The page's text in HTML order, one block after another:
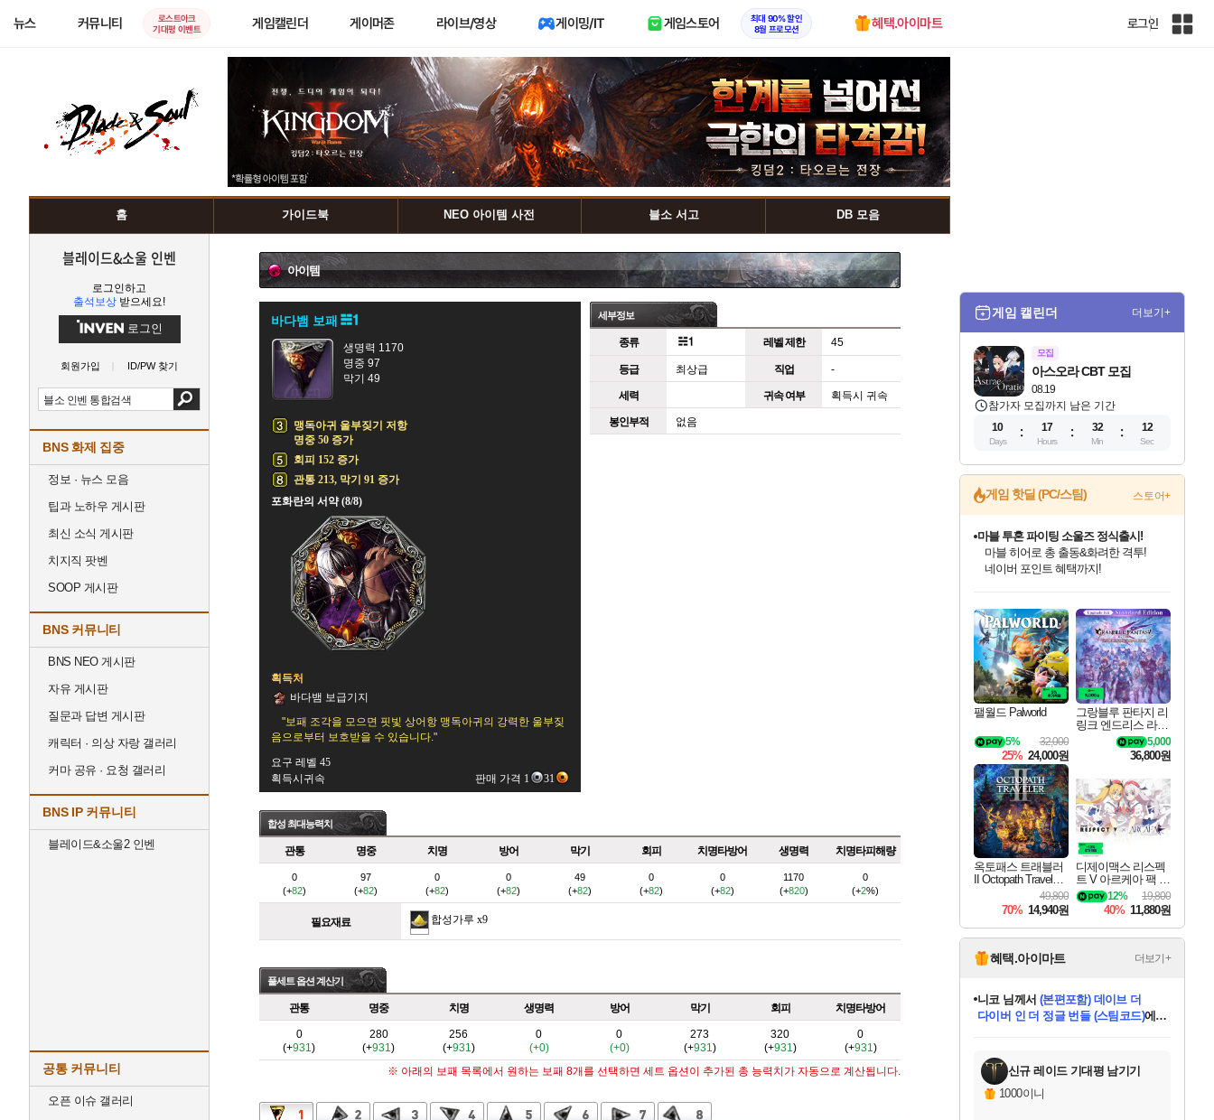
뉴스 커뮤니티
로스트아크
기대평 이벤트
게임캘린더 게이머존 라이브/영상 게이밍/IT 게임스토어
최대 90% 할인
8월 프로모션
혜택.아이마트 로그인
인
홈 가이드북 NEO 아이템 사전 블소 서고 DB 모음
블레이드&소울 인벤
로그인하고
출석보상 받으세요!
로그인
회원가입 ID/PW 찾기
BNS 화제 집중
정보 · 뉴스 모음
팁과 노하우 게시판
최신 소식 게시판
치지직 팟벤
SOOP 게시판
BNS 커뮤니티
BNS NEO 게시판
자유 게시판
질문과 답변 게시판
캐릭터 · 의상 자랑 갤러리
커마 공유 · 요청 갤러리
BNS IP 커뮤니티
블레이드&소울2 인벤
공통 커뮤니티
오픈 이슈 갤러리
아이템
바다뱀 보패
생명력 1170
명중 97
막기 49
맹독아귀 울부짖기 저항
명중 50 증가
회피 152 증가
관통 213, 막기 91 증가
포화란의 서약 (8/8)
획득처
바다뱀 보급기지
"보패 조각을 모으면 핏빛 상어항 맹독아귀의 강력한 울부짖
음으로부터 보호받을 수 있습니다."
요구 레벨 45
획득시귀속
판매 가격 1 31
세부정보
종류 레벨 제한 45
등급 최상급 직업 -
세력 귀속 여부 획득시 귀속
봉인부적 없음
합성 최대능력치
관통 명중 치명 방어 막기 회피 치명타방어 생명력 치명타피해량
0
(+82)
97
(+82)
0
(+82)
0
(+82)
49
(+82)
0
(+82)
0
(+82)
1170
(+820)
0
(+2%)
필요재료 합성가루 x9
풀세트 옵션 계산기
관통 명중 치명 생명력 방어 막기 회피 치명타방어
0
(+931)
280
(+931)
256
(+931)
0
(+0)
0
(+0)
273
(+931)
320
(+931)
0
(+931)
※ 아래의 보패 목록에서 원하는 보패 8개를 선택하면 세트 옵션이 추가된 총 능력치가 자동으로 계산됩니다.
게임 캘린더 더보기+
모집
08.19
아스오라 CBT 모집
참가자 모집까지 남은 기간
10
Days
17
Hours
32
Min
11
Sec
게임 핫딜 (PC/스팀) 스토어+
최대 90% 할인가를 만나보세요!
네이버혜택과 함께 만나보세요!
50%할인&추가 적립까지!
마블 투혼 파이팅 소울즈 정식출시!
마블 히어로 총 출동&화려한 격투!
네이버 포인트 혜택까지!
이니&베니 혜택까지!
네이버 혜택가와 함께 예약하세요!
할인&네이버혜택으로 만나보세요!
네이버페이 혜택과 만나보세요!
40주년 프로모션으로 만나보세요!
할인가에 만나보세요!
일부 에디션 상시 할인!
혜택으로 예약 판매 중
편안하게 충전하세요
팰월드 Palworld
32,000
5%
25% 24,000원
그랑블루 판타지 리
링크 엔드리스 라그
나로크 업그레이드
킷 Granblue Fantasy
Relink Endless Ragn
C
5,000
36,800원
옥토패스 트래블러
II Octopath Traveler I
49,800
70% 14,940원
디제이맥스 리스펙
트 V 아르케아 팩 D
JMAX RESPECT V
Arcaea Pack DLC
19,800
12%
40% 11,880원
혜택.아이마트 더보기+
교환.
당첨되셨습니다.
니코님께서 (본편포함) 데이브 더
다이버 인 더 정글 번들 (스팀코드)에
당첨되셨습니다.
당첨되셨습니다.
당첨되셨습니다.
당첨되셨습니다.
당첨되셨습니다.
에디션 (스팀코드)를 교환.
당첨되셨습니다.
신규 레이드 기대평 남기기
1000이니